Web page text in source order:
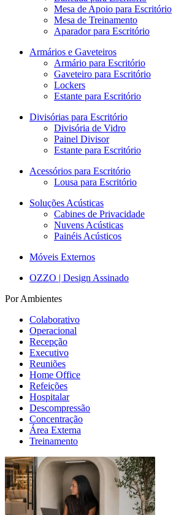
Mesa de Apoio para Escritório
Mesa de Treinamento
Aparador para Escritório
Armários e Gaveteiros
Armário para Escritório
Gaveteiro para Escritório
Lockers
Estante para Escritório
Divisórias para Escritório
Divisória de Vidro
Painel Divisor
Estante para Escritório
Acessórios para Escritório
Lousa para Escritório
Soluções Acústicas
Cabines de Privacidade
Nuvens Acústicas
Painéis Acústicos
Móveis Externos
OZZO | Design Assinado
Por Ambientes
Colaborativo
Operacional
Recepção
Executivo
Reuniões
Home Office
Refeições
Hospitalar
Descompressão
Concentração
Área Externa
Treinamento